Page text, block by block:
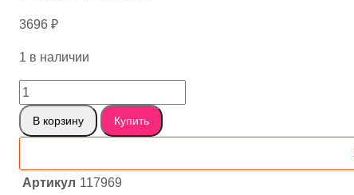
3696 ₽
1 в наличии
Количество
товара
Грецкий
117969
В корзину Купить
Артикул 117969